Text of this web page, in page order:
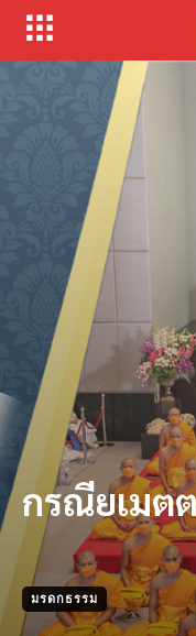
กรณียเมต
มรดกธรรม